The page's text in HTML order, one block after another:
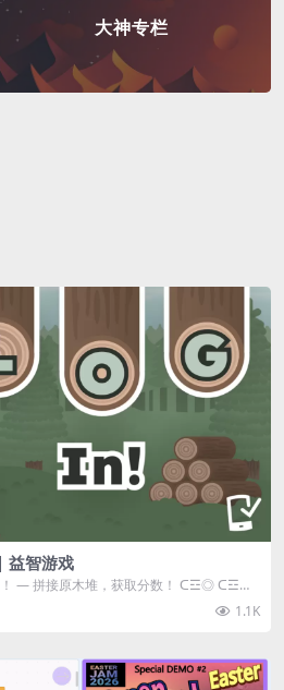
大神专栏
益智游戏
！ — 拼接原木堆，获取分数！ ᑕ☲◎ ᑕ☲◎
...
1.1K